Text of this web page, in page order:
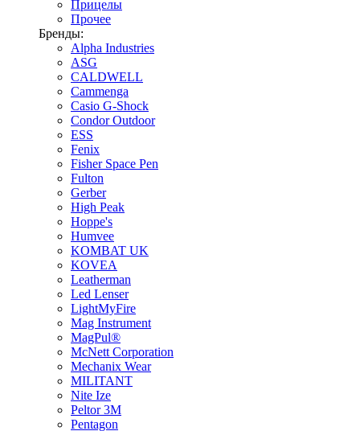
Прицелы
Прочее
Бренды:
Alpha Industries
ASG
CALDWELL
Cammenga
Casio G-Shock
Condor Outdoor
ESS
Fenix
Fisher Space Pen
Fulton
Gerber
High Peak
Hoppe's
Humvee
KOMBAT UK
KOVEA
Leatherman
Led Lenser
LightMyFire
Mag Instrument
MagPul®
McNett Corporation
Mechanix Wear
MILITANT
Nite Ize
Peltor 3M
Pentagon